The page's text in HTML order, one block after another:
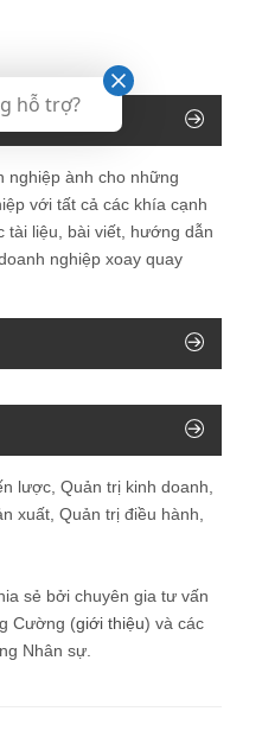
nghiệp ành cho những
với tất cả các khía cạnh
tài liệu, bài viết, hướng dẫn
nghiệp xoay quay
lược, Quản trị kinh doanh,
xuất, Quản trị điều hành,
sẻ bởi chuyên gia tư vấn
Cường (giới thiệu) và các
Nhân sự.
hỗ trợ?